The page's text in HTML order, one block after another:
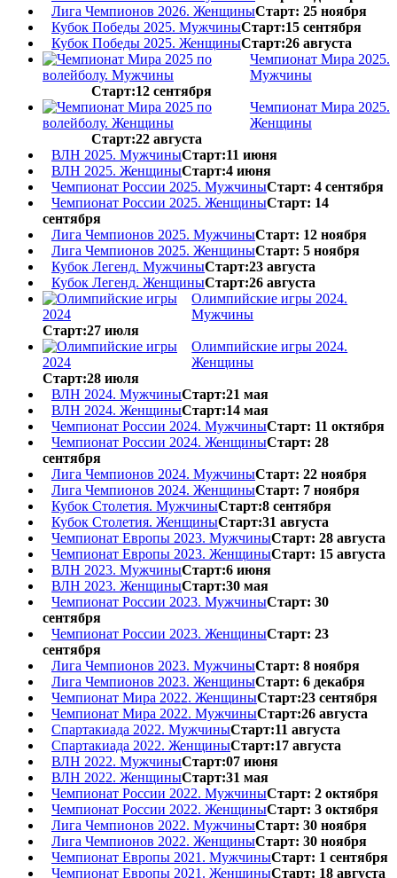
Лига Чемпионов 2026. ЖенщиныСтарт: 25 ноября
Кубок Победы 2025. МужчиныСтарт:15 сентября
Кубок Победы 2025. ЖенщиныСтарт:26 августа
Чемпионат Мира 2025.
Мужчины
Старт:12 сентября
Чемпионат Мира 2025.
Женщины
Старт:22 августа
ВЛН 2025. МужчиныСтарт:11 июня
ВЛН 2025. ЖенщиныСтарт:4 июня
Чемпионат России 2025. МужчиныСтарт: 4 сентября
Чемпионат России 2025. ЖенщиныСтарт: 14
сентября
Лига Чемпионов 2025. МужчиныСтарт: 12 ноября
Лига Чемпионов 2025. ЖенщиныСтарт: 5 ноября
Кубок Легенд. МужчиныСтарт:23 августа
Кубок Легенд. ЖенщиныСтарт:26 августа
Олимпийские игры 2024.
Мужчины
Старт:27 июля
Олимпийские игры 2024.
Женщины
Старт:28 июля
ВЛН 2024. МужчиныСтарт:21 мая
ВЛН 2024. ЖенщиныСтарт:14 мая
Чемпионат России 2024. МужчиныСтарт: 11 октября
Чемпионат России 2024. ЖенщиныСтарт: 28
сентября
Лига Чемпионов 2024. МужчиныСтарт: 22 ноября
Лига Чемпионов 2024. ЖенщиныСтарт: 7 ноября
Кубок Столетия. МужчиныСтарт:8 сентября
Кубок Столетия. ЖенщиныСтарт:31 августа
Чемпионат Европы 2023. МужчиныСтарт: 28 августа
Чемпионат Европы 2023. ЖенщиныСтарт: 15 августа
ВЛН 2023. МужчиныСтарт:6 июня
ВЛН 2023. ЖенщиныСтарт:30 мая
Чемпионат России 2023. МужчиныСтарт: 30
сентября
Чемпионат России 2023. ЖенщиныСтарт: 23
сентября
Лига Чемпионов 2023. МужчиныСтарт: 8 ноября
Лига Чемпионов 2023. ЖенщиныСтарт: 6 декабря
Чемпионат Мира 2022. ЖенщиныСтарт:23 сентября
Чемпионат Мира 2022. МужчиныСтарт:26 августа
Спартакиада 2022. МужчиныСтарт:11 августа
Спартакиада 2022. ЖенщиныСтарт:17 августа
ВЛН 2022. МужчиныСтарт:07 июня
ВЛН 2022. ЖенщиныСтарт:31 мая
Чемпионат России 2022. МужчиныСтарт: 2 октября
Чемпионат России 2022. ЖенщиныСтарт: 3 октября
Лига Чемпионов 2022. МужчиныСтарт: 30 ноября
Лига Чемпионов 2022. ЖенщиныСтарт: 30 ноября
Чемпионат Европы 2021. МужчиныСтарт: 1 сентября
Чемпионат Европы 2021. ЖенщиныСтарт: 18 августа